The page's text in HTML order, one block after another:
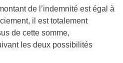
de l’indemnité est égal à
il est totalement
de cette somme,
les deux possibilités